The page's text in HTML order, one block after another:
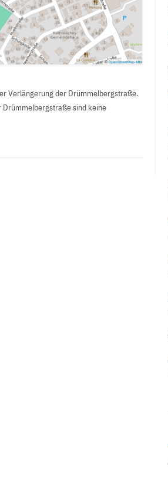
Verlängerung der Drümmelbergstraße.
Drümmelbergstraße sind keine